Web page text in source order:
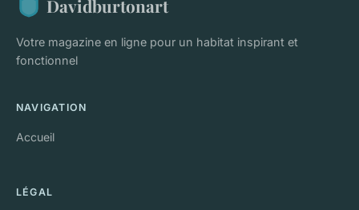
Davidburtonart
Votre magazine en ligne pour un habitat inspirant et
fonctionnel
NAVIGATION
Accueil
LÉGAL